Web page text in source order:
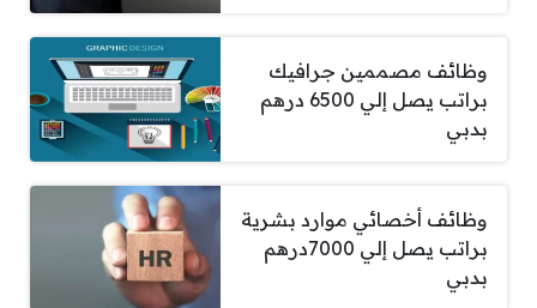
وظائف مصممين جرافيك
براتب يصل إلي 6500 درهم
بدبي
وظائف أخصائي موارد بشرية
براتب يصل إلي 7000درهم
بدبي